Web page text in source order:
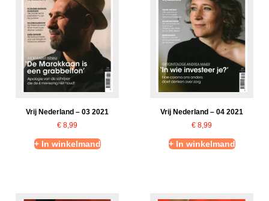
Vrij Nederland – 03 2021
€ 8,99
+ In winkelmand
Vrij Nederland – 04 2021
€ 8,99
+ In winkelmand